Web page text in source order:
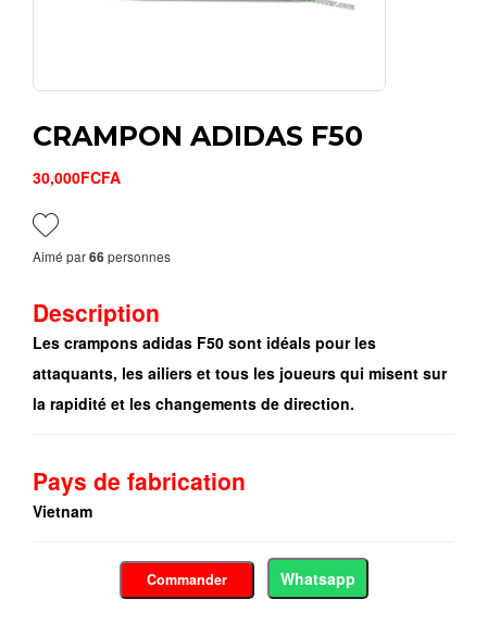
CRAMPON ADIDAS F50
30,000FCFA
Aimé par66 personnes
Description
Les crampons adidas F50 sont idéals pour les
attaquants, les ailiers et tous les joueurs qui misent sur
la rapidité et les changements de direction.
Pays de fabrication
Vietnam
Commander Whatsapp